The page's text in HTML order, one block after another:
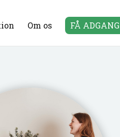
Om os FÅ ADGANG